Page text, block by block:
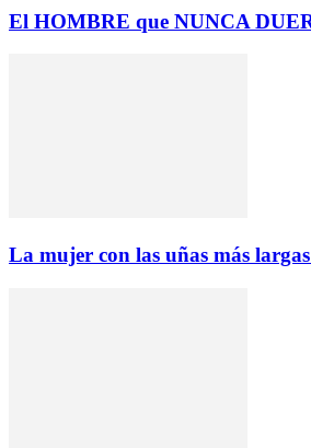
El HOMBRE que NUNCA
La mujer con las uñas más